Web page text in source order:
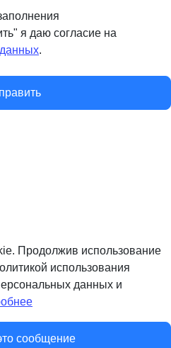
я даю согласие на
.
Продолжив использование
использования
данных и
сообщение